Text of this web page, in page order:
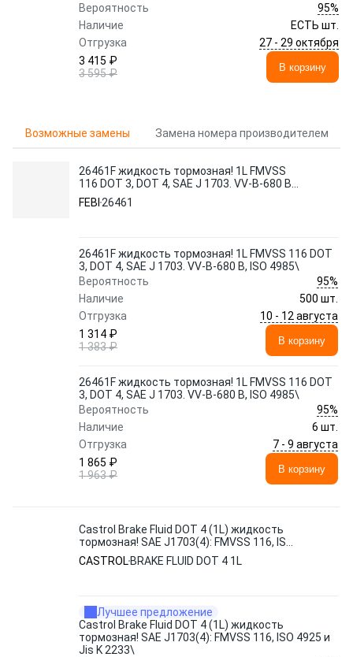
Вероятность
95%
Наличие
ЕСТЬ шт.
Отгрузка
27 - 29 октября
3 415 ₽
3 595 ₽
В корзину
Возможные замены Замена номера производителем
26461F жидкость тормозная! 1L FMVSS
116 DOT 3, DOT 4, SAE J 1703. VV-B-680 B,
ISO 4985\
FEBI 26461
26461F жидкость тормозная! 1L FMVSS 116 DOT
3, DOT 4, SAE J 1703. VV-B-680 B, ISO 4985\
Вероятность
95%
Наличие
500 шт.
Отгрузка
10 - 12 августа
1 314 ₽
1 383 ₽
В корзину
26461F жидкость тормозная! 1L FMVSS 116 DOT
3, DOT 4, SAE J 1703. VV-B-680 B, ISO 4985\
Вероятность
95%
Наличие
6 шт.
Отгрузка
7 - 9 августа
1 865 ₽
1 963 ₽
В корзину
Castrol Brake Fluid DOT 4 (1L) жидкость
тормозная! SAE J1703(4): FMVSS 116, ISO
4925 и Jis K 2233\
CASTROL BRAKE FLUID DOT 4 1L
Лучшее предложение
Castrol Brake Fluid DOT 4 (1L) жидкость
тормозная! SAE J1703(4): FMVSS 116, ISO 4925 и
Jis K 2233\